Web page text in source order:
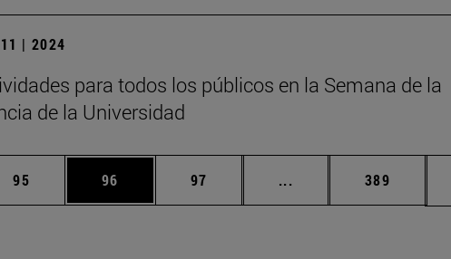
| 2024
para todos los públicos en la Semana de la
de la Universidad
intermedias Use TAB para desplazarse.
Página
95 Página
96 Página
97 ... Páginas intermedias
Página
389